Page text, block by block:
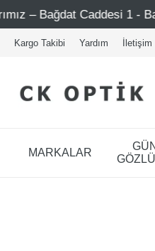
1 - Bağdat Caddesi 2 -
Kargo Takibi Yardım İletişim
MARKALAR